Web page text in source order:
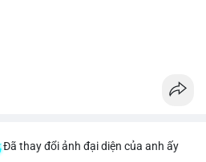
Đã thay đổi ảnh đại diện của anh ấy